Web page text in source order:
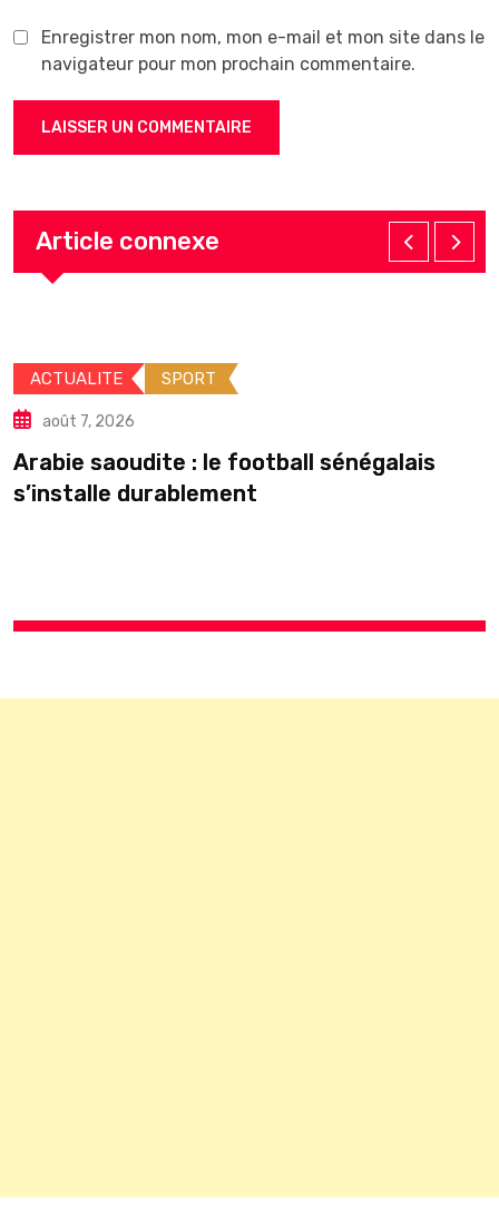
Enregistrer mon nom, mon e-mail et mon site dans le
navigateur pour mon prochain commentaire.
Article connexe
ACTUALITE SPORT
août 7, 2026
Arabie saoudite : le football sénégalais
s’installe durablement